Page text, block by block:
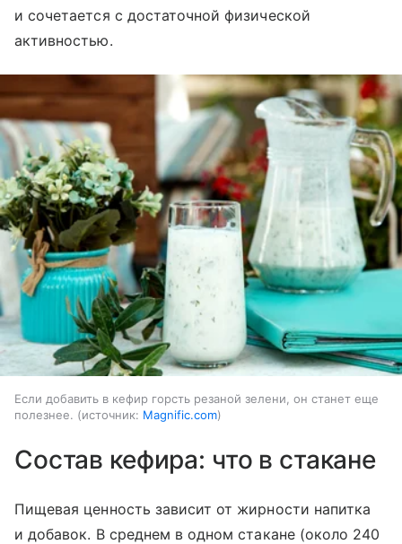
и сочетается с достаточной физической
активностью.
Если добавить в кефир горсть резаной зелени, он станет еще
полезнее.
источник: Magnific.com
Состав кефира: что в стакане
Пищевая ценность зависит от жирности напитка
и добавок. В среднем в одном стакане (около 240